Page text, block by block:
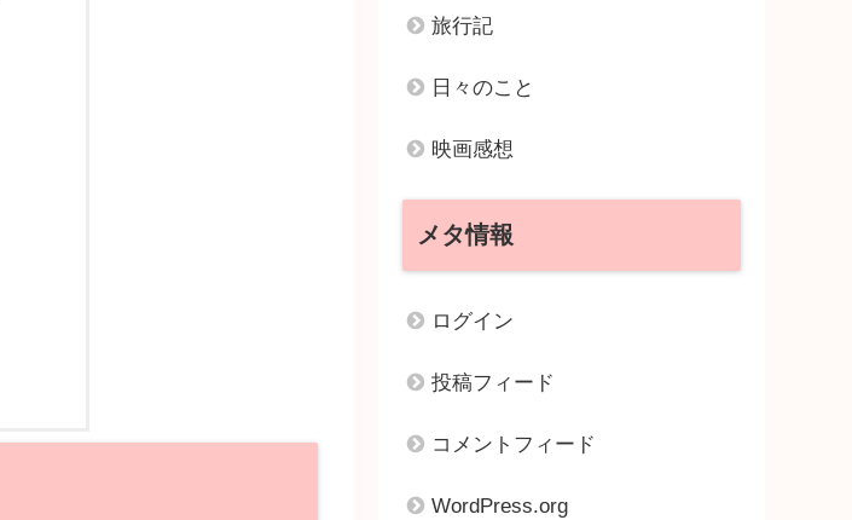
旅行記
日々のこと
映画感想
メタ情報
ログイン
投稿フィード
コメントフィード
WordPress.org